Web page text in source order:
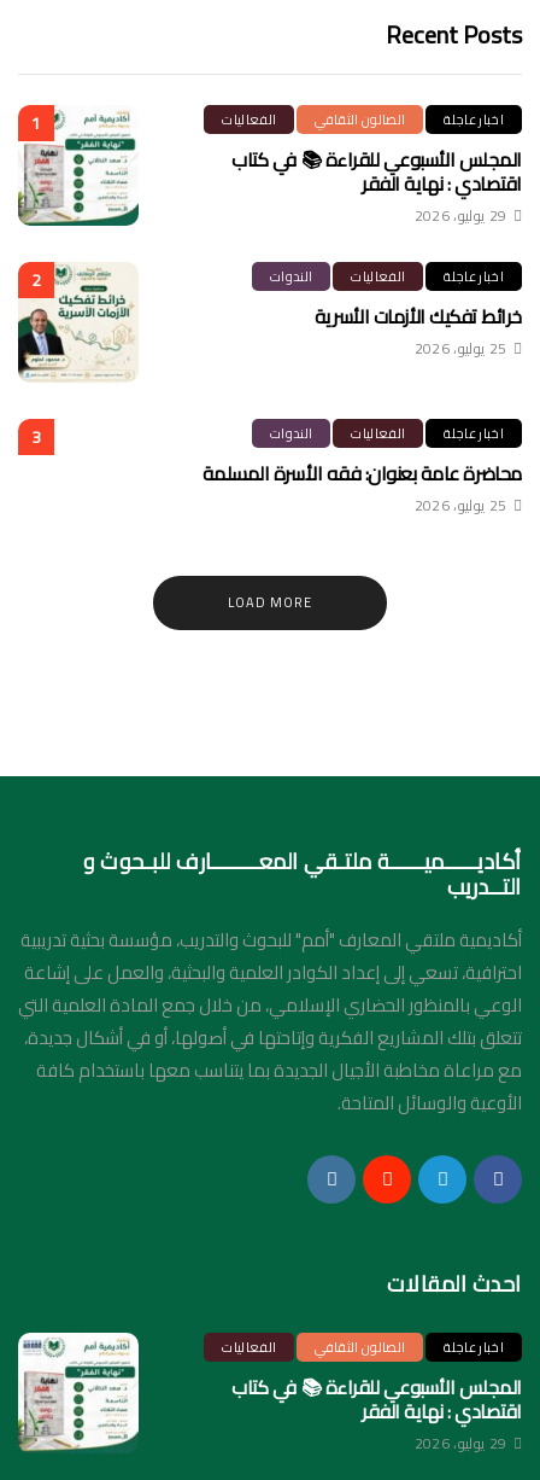
Recent Posts
1 اخبار عاجلة الصالون الثقافي الفعاليات
المجلس الأسبوعي للقراءة 📚 في كتاب
اقتصادي : نهاية الفقر
29 يوليو، 2026
2 اخبار عاجلة الفعاليات الندوات
خرائط تفكيك الأزمات الأسرية
25 يوليو، 2026
3 اخبار عاجلة الفعاليات الندوات
محاضرة عامة بعنوان: فقه الأسرة المسلمة
25 يوليو، 2026
LOAD MORE
أكاديـــــميـــــة ملتـقي المعـــــــارف للبـحوث و
التــدريب
أكاديمية ملتقي المعارف "أمم" للبحوث والتدريب، مؤسسة بحثية تدريبية
احترافية، تسعي إلى إعداد الكوادر العلمية والبحثية، والعمل على إشاعة
الوعي بالمنظور الحضاري الإسلامي، من خلال جمع المادة العلمية التي
تتعلق بتلك المشاريع الفكرية وإتاحتها في أصولها، أو في أشكال جديدة،
مع مراعاة مخاطبة الأجيال الجديدة بما يتناسب معها باستخدام كافة
الأوعية والوسائل المتاحة.
احدث المقالات
اخبار عاجلة الصالون الثقافي الفعاليات
المجلس الأسبوعي للقراءة 📚 في كتاب
اقتصادي : نهاية الفقر
29 يوليو، 2026